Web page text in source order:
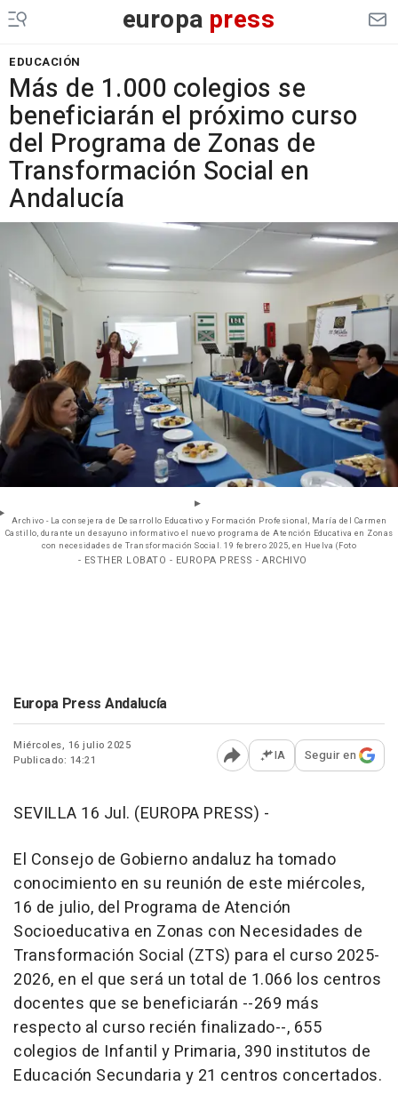
europa press
EDUCACIÓN
Más de 1.000 colegios se
beneficiarán el próximo curso
del Programa de Zonas de
Transformación Social en
Andalucía
Archivo - La consejera de Desarrollo Educativo y Formación Profesional, María del Carmen
Castillo, durante un desayuno informativo el nuevo programa de Atención Educativa en Zonas
con necesidades de Transformación Social. 19 febrero 2025, en Huelva (Foto
- ESTHER LOBATO - EUROPA PRESS - ARCHIVO
Europa Press Andalucía
Miércoles, 16 julio 2025
Publicado: 14:21
Abrir opciones para
IA Seguir en
SEVILLA 16 Jul. (EUROPA PRESS) -
El Consejo de Gobierno andaluz ha tomado
conocimiento en su reunión de este miércoles,
16 de julio, del Programa de Atención
Socioeducativa en Zonas con Necesidades de
Transformación Social (ZTS) para el curso 2025-
2026, en el que será un total de 1.066 los centros
docentes que se beneficiarán --269 más
respecto al curso recién finalizado--, 655
colegios de Infantil y Primaria, 390 institutos de
Educación Secundaria y 21 centros concertados.